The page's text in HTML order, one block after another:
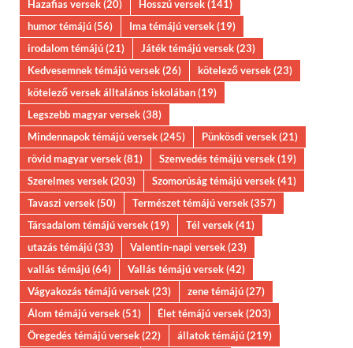
Hazafias versek(20) Hosszú versek(141)
humor témájú(56) Ima témájú versek(19)
irodalom témájú(21) Játék témájú versek(23)
Kedvesemnek témájú versek(26) kötelező versek(23)
kötelező versek álltalános iskolában(19)
Legszebb magyar versek(38)
Mindennapok témájú versek(245) Pünkösdi versek(21)
rövid magyar versek(81) Szenvedés témájú versek(19)
Szerelmes versek(203) Szomorúság témájú versek(41)
Tavaszi versek(50) Természet témájú versek(357)
Társadalom témájú versek(19) Tél versek(41)
utazás témájú(33) Valentin-napi versek(23)
vallás témájú(64) Vallás témájú versek(42)
Vágyakozás témájú versek(23) zene témájú(27)
Álom témájú versek(51) Élet témájú versek(203)
Öregedés témájú versek(22) állatok témájú(219)